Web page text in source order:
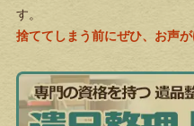
す。
捨ててしまう前にぜひ、お声